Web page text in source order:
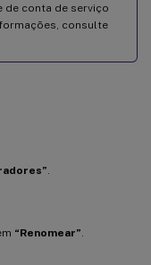
de conta de serviço
consulte
“Renomear”